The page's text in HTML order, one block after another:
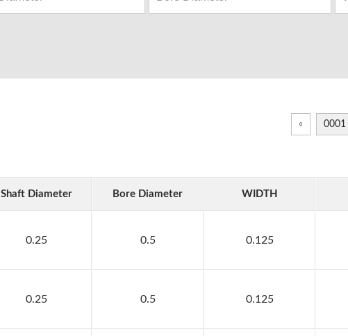
« 0001
Shaft Diameter Bore Diameter WIDTH
0.25 0.5 0.125
0.25 0.5 0.125